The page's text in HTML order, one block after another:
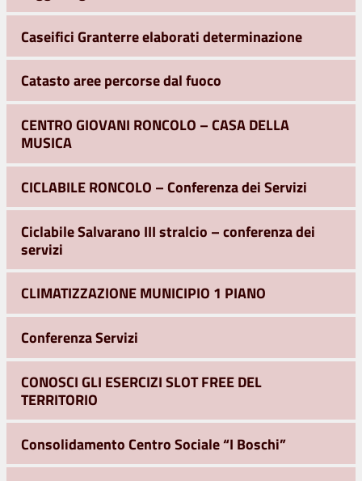
Caseifici Granterre elaborati determinazione
Catasto aree percorse dal fuoco
CENTRO GIOVANI RONCOLO – CASA DELLA
MUSICA
CICLABILE RONCOLO – Conferenza dei Servizi
Ciclabile Salvarano III stralcio – conferenza dei
servizi
CLIMATIZZAZIONE MUNICIPIO 1 PIANO
Conferenza Servizi
CONOSCI GLI ESERCIZI SLOT FREE DEL
TERRITORIO
Consolidamento Centro Sociale “I Boschi”